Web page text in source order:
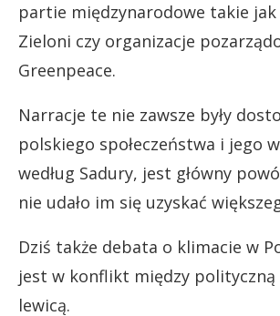
partie międzynarodowe takie jak
Zieloni czy organizacje
Greenpeace.
Narracje te nie zawsze były
polskiego społeczeństwa i jego
według Sadury, jest główny
nie udało im się uzyskać
Dziś także debata o klimacie w
jest w konflikt między polityczną
lewicą.